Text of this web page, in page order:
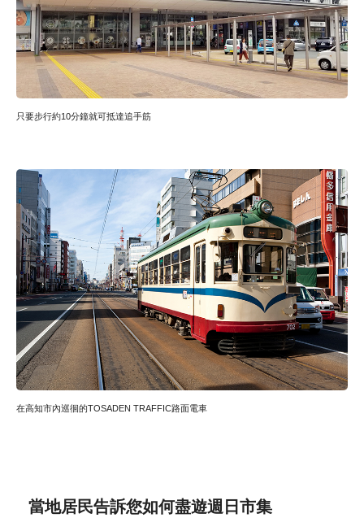
只要步行約10分鐘就可抵達追手筋
在高知市內巡徊的TOSADEN TRAFFIC路面電車
當地居民告訴您如何盡遊週日市集